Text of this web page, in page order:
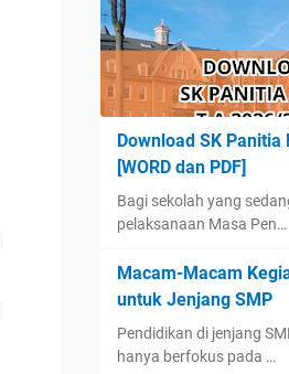
Download SK Panitia
[WORD dan PDF]
Bagi sekolah yang
pelaksanaan Masa Pen…
Macam-Macam
untuk Jenjang SMP
Pendidikan di jenjang
hanya berfokus pada …